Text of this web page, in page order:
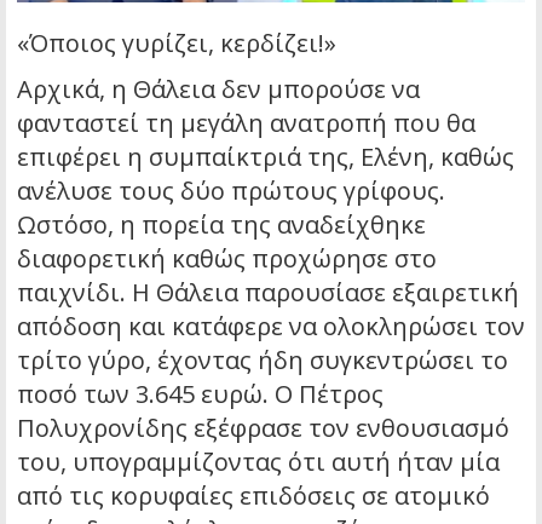
«Όποιος γυρίζει, κερδίζει!»
Αρχικά, η Θάλεια δεν μπορούσε να
φανταστεί τη μεγάλη ανατροπή που θα
επιφέρει η συμπαίκτριά της, Ελένη, καθώς
ανέλυσε τους δύο πρώτους γρίφους.
Ωστόσο, η πορεία της αναδείχθηκε
διαφορετική καθώς προχώρησε στο
παιχνίδι. Η Θάλεια παρουσίασε εξαιρετική
απόδοση και κατάφερε να ολοκληρώσει τον
τρίτο γύρο, έχοντας ήδη συγκεντρώσει το
ποσό των 3.645 ευρώ. Ο Πέτρος
Πολυχρονίδης εξέφρασε τον ενθουσιασμό
του, υπογραμμίζοντας ότι αυτή ήταν μία
από τις κορυφαίες επιδόσεις σε ατομικό